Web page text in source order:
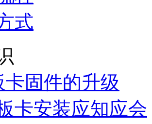
式
卡固件的升级
卡安装应知应会